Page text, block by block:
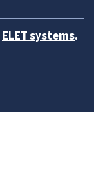
ELET systems.